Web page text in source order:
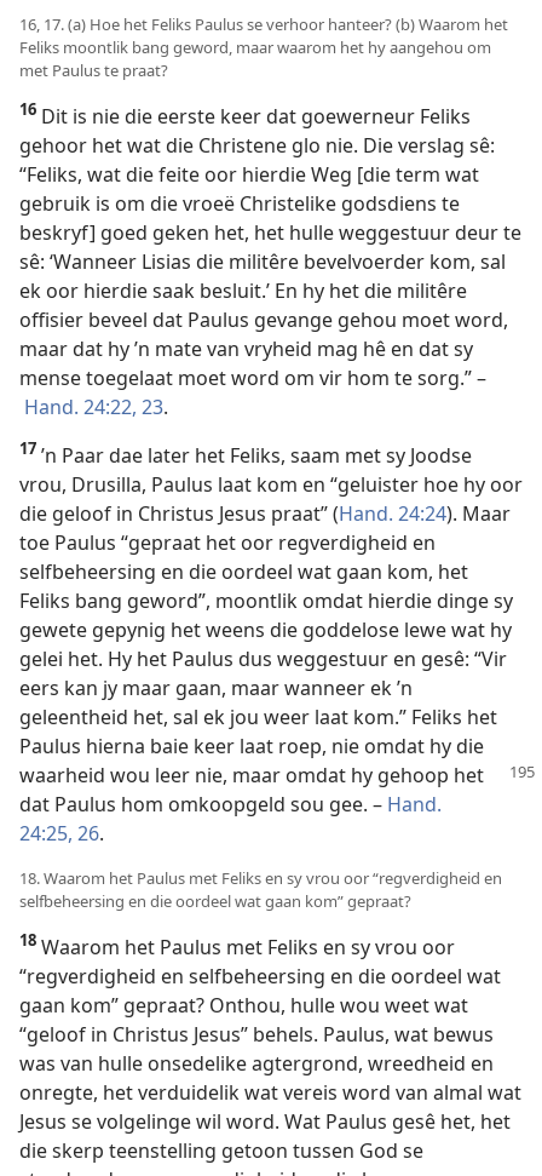
16, 17. (a) Hoe het Feliks Paulus se verhoor hanteer? (b) Waarom het
Feliks moontlik bang geword, maar waarom het hy aangehou om
met Paulus te praat?
16 Dit is nie die eerste keer dat goewerneur Feliks
gehoor het wat die Christene glo nie. Die verslag sê:
“Feliks, wat die feite oor hierdie Weg [die term wat
gebruik is om die vroeë Christelike godsdiens te
beskryf] goed geken het, het hulle weggestuur deur te
sê: ‘Wanneer Lisias die militêre bevelvoerder kom, sal
ek oor hierdie saak besluit.’ En hy het die militêre
offisier beveel dat Paulus gevange gehou moet word,
maar dat hy ’n mate van vryheid mag hê en dat sy
mense toegelaat moet word om vir hom te sorg.” –
Hand. 24:22, 23.
17 ’n Paar dae later het Feliks, saam met sy Joodse
vrou, Drusilla, Paulus laat kom en “geluister hoe hy oor
die geloof in Christus Jesus praat” (Hand. 24:24). Maar
toe Paulus “gepraat het oor regverdigheid en
selfbeheersing en die oordeel wat gaan kom, het
Feliks bang geword”, moontlik omdat hierdie dinge sy
gewete gepynig het weens die goddelose lewe wat hy
gelei het. Hy het Paulus dus weggestuur en gesê: “Vir
eers kan jy maar gaan, maar wanneer ek ’n
geleentheid het, sal ek jou weer laat kom.” Feliks het
Paulus hierna baie keer laat roep, nie omdat hy die
waarheid wou leer nie, maar omdat hy gehoop het
dat Paulus hom omkoopgeld sou gee. – Hand.
24:25, 26.
18. Waarom het Paulus met Feliks en sy vrou oor “regverdigheid en
selfbeheersing en die oordeel wat gaan kom” gepraat?
18 Waarom het Paulus met Feliks en sy vrou oor
“regverdigheid en selfbeheersing en die oordeel wat
gaan kom” gepraat? Onthou, hulle wou weet wat
“geloof in Christus Jesus” behels. Paulus, wat bewus
was van hulle onsedelike agtergrond, wreedheid en
onregte, het verduidelik wat vereis word van almal wat
Jesus se volgelinge wil word. Wat Paulus gesê het, het
die skerp teenstelling getoon tussen God se